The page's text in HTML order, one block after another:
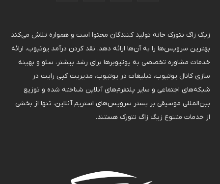
زیگ زاگ نتورک خانه تولید کنندگان محتوا است و همواره تلاش می‌کند
بهترین سرویس‌ها را به آن‌ها ارائه دهد. نقد کردن درآمد یوتیوب، ارائه
خدمات مشاوره تخصصی به یوتیوبرها برای رشد بیشتر، سئو و بهینه
سازی کانال یوتیوب، تبلیغات در یوتیوب، مدیریت کپی رایت در
شبکه‌های اجتماعی و سایر پلتفرم‌های آنلاین شناخته شده و توزیع
بین‌المللی موسیقی بر بستر سرویس‌های استریم آنلاین، تنها از بخشی
از خدمات متنوع زیگ زاگ نتورک هستند.